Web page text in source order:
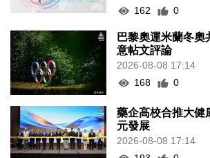
162
0
巴黎奧運米蘭冬奧
意帖文評論
2026-08-08 17:14
168
0
藥企高校合推大健
元發展
2026-08-08 17:14